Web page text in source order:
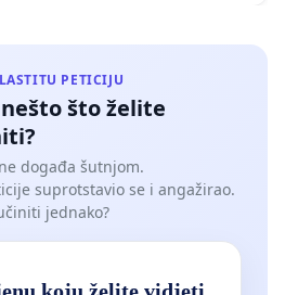
PETICIJU
što želite
događa šutnjom.
suprotstavio se i angažirao.
jednako?